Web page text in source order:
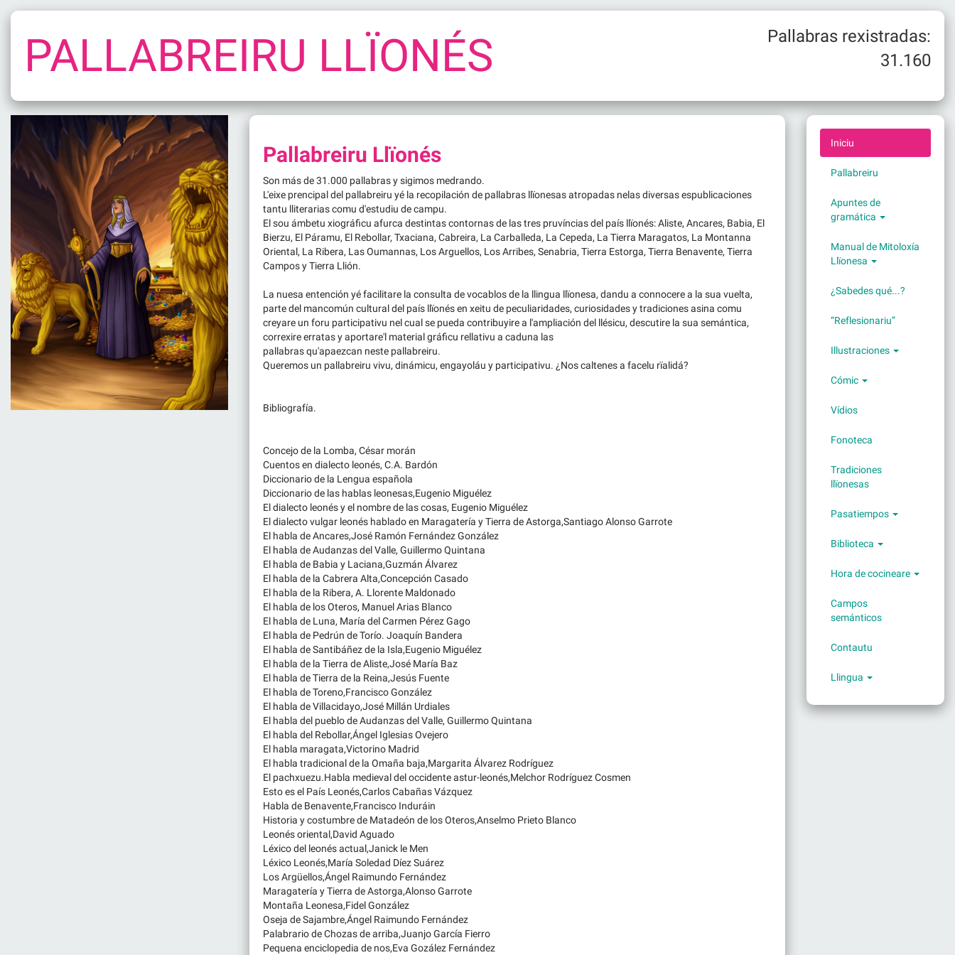
PALLABREIRU LLÏONÉS
Pallabras rexistradas:
31.160
Pallabreiru Llïonés
Son más de 31.000 pallabras y sigimos medrando.
L'eixe prencipal del pallabreiru yé la recopilación de pallabras llïonesas atropadas nelas diversas espublicaciones
tantu lliterarias comu d'estudiu de campu.
El sou ámbetu xiográficu afurca destintas contornas de las tres pruvíncias del país llïonés: Aliste, Ancares, Babia, El
Bierzu, El Páramu, El Rebollar, Txaciana, Cabreira, La Carballeda, La Cepeda, La Tierra Maragatos, La Montanna
Oriental, La Ribera, Las Oumannas, Los Arguellos, Los Arribes, Senabria, Tierra Estorga, Tierra Benavente, Tierra
Campos y Tierra Llión.
La nuesa entención yé facilitare la consulta de vocablos de la llingua llïonesa, dandu a connocere a la sua vuelta,
parte del mancomún cultural del país llïonés en xeitu de peculiaridades, curiosidades y tradiciones asina comu
creyare un foru participativu nel cual se pueda contribuyire a l'ampliación del llésicu, descutire la sua semántica,
correxire erratas y aportare'l material gráficu rellativu a caduna las
pallabras qu'apaezcan neste pallabreiru.
Queremos un pallabreiru vivu, dinámicu, engayoláu y participativu. ¿Nos caltenes a facelu rïalidá?
Bibliografía.
Concejo de la Lomba, César morán
Cuentos en dialecto leonés, C.A. Bardón
Diccionario de la Lengua española
Diccionario de las hablas leonesas,Eugenio Miguélez
El dialecto leonés y el nombre de las cosas, Eugenio Miguélez
El dialecto vulgar leonés hablado en Maragatería y Tierra de Astorga,Santiago Alonso Garrote
El habla de Ancares,José Ramón Fernández González
El habla de Audanzas del Valle, Guillermo Quintana
El habla de Babia y Laciana,Guzmán Álvarez
El habla de la Cabrera Alta,Concepción Casado
El habla de la Ribera, A. Llorente Maldonado
El habla de los Oteros, Manuel Arias Blanco
El habla de Luna, María del Carmen Pérez Gago
El habla de Pedrún de Torío. Joaquín Bandera
El habla de Santibáñez de la Isla,Eugenio Miguélez
El habla de la Tierra de Aliste,José María Baz
El habla de Tierra de la Reina,Jesús Fuente
El habla de Toreno,Francisco González
El habla de Villacidayo,José Millán Urdiales
El habla del pueblo de Audanzas del Valle, Guillermo Quintana
El habla del Rebollar,Ángel Iglesias Ovejero
El habla maragata,Victorino Madrid
El habla tradicional de la Omaña baja,Margarita Álvarez Rodríguez
El pachxuezu.Habla medieval del occidente astur-leonés,Melchor Rodríguez Cosmen
Esto es el País Leonés,Carlos Cabañas Vázquez
Habla de Benavente,Francisco Induráin
Historia y costumbre de Matadeón de los Oteros,Anselmo Prieto Blanco
Leonés oriental,David Aguado
Léxico del leonés actual,Janick le Men
Léxico Leonés,María Soledad Díez Suárez
Los Argüellos,Ángel Raimundo Fernández
Maragatería y Tierra de Astorga,Alonso Garrote
Montaña Leonesa,Fidel González
Oseja de Sajambre,Ángel Raimundo Fernández
Palabrario de Chozas de arriba,Juanjo García Fierro
Pequena enciclopedia de nos,Eva Gozález Fernández
Iniciu
Pallabreiru
Apuntes de
gramática
Manual de Mitoloxía
Llïonesa
¿Sabedes qué...?
“Reflesionariu”
Illustraciones
Cómic
Vídios
Fonoteca
Tradiciones
llïonesas
Pasatiempos
Biblioteca
Hora de cocineare
Campos
semánticos
Contautu
Llingua